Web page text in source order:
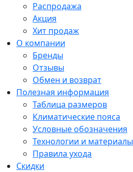
Распродажа
Акция
Хит продаж
О компании
Бренды
Отзывы
Обмен и возврат
Полезная информация
Таблица размеров
Климатические пояса
Условные обозначения
Технологии и материалы
Правила ухода
Скидки